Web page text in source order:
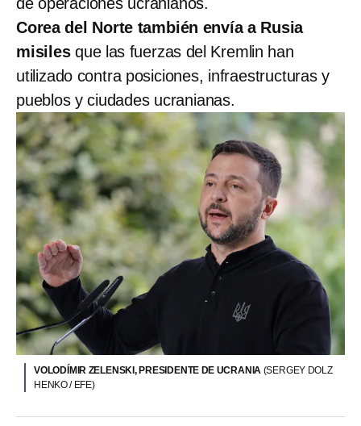
Corea del Norte también envía a Rusia
misilesque las fuerzas del Kremlin han
utilizado contra posiciones, infraestructuras y
pueblos y ciudades ucranianas.
VOLODÍMIR ZELENSKI, PRESIDENTE DE UCRANIA (SERGEY DOLZ
HENKO / EFE)